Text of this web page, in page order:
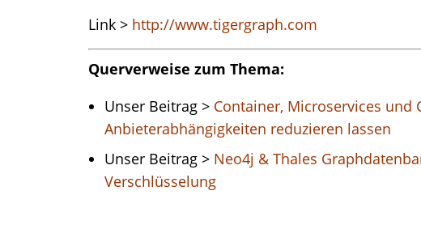
Link > http://www.tigergraph.com
Querverweise zum Thema:
Unser Beitrag > Container, Microservices und
Anbieterabhängigkeiten reduzieren lassen
Unser Beitrag > Neo4j & Thales
Verschlüsselung